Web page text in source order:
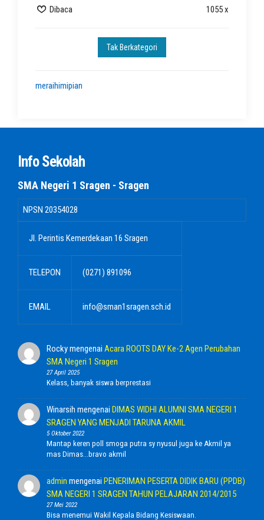
Dibaca 1055 x
Tak Berkategori
meraihimipian
Info Sekolah
SMA Negeri 1 Sragen - Sragen
NPSN 20354028
Jl. Perintis Kemerdekaan 16 Sragen
TELEPON (0271) 891096
EMAIL info@sman1sragen.sch.id
Rockymengenai Acara ROOTS DAY Ke-2 Agen Perubahan
SMA Negeri 1 Sragen
27 April 2025
Kelass, banyak siswa berprestasi
Winarsih mengenai DIMAS WIDHI ALUMNI SMA NEGERI 1
SRAGEN YANG MENJADI TARUNA AKMIL
5 Oktober 2022
Mantap keren poll smoga putra sy nyusul juga ke Akmil ya
mas Dimas...bravo akmil
admin mengenai PENERIMAN PESERTA DIDIK BARU (PPDB)
SMA NEGERI 1 SRAGEN TAHUN PELAJARAN 2014/2015
27 Mei 2022
Bisa menemui Wakil Kepala Bidang Kesiswaan.